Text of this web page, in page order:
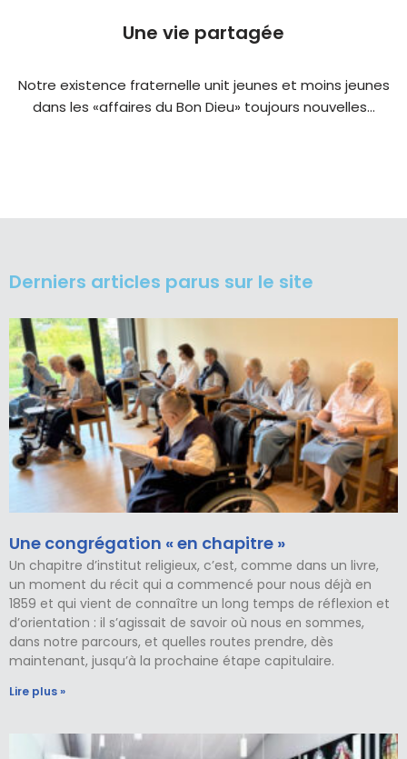
Une vie partagée
Notre existence fraternelle unit jeunes et moins jeunes
dans les «affaires du Bon Dieu» toujours nouvelles...
Derniers articles parus sur le site
Une congrégation « en chapitre »
Un chapitre d’institut religieux, c’est, comme dans un livre,
un moment du récit qui a commencé pour nous déjà en
1859 et qui vient de connaître un long temps de réflexion et
d’orientation : il s’agissait de savoir où nous en sommes,
dans notre parcours, et quelles routes prendre, dès
maintenant, jusqu’à la prochaine étape capitulaire.
Lire plus »